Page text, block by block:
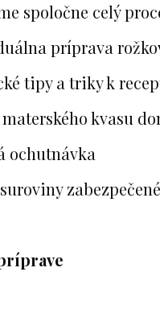
spoločne celý
príprava
tipy a triky k
kvasu
ochutnávka
zabezpečené